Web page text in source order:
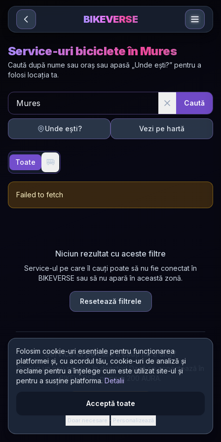
Sari la conținut
Folosim cookie-uri esențiale pentru funcționarea
platformei și, cu acordul tău, cookie-uri de analiză și
reclame pentru a înțelege cum este utilizat site-ul și
pentru a susține platforma. Detalii
Acceptă toate
Doar necesare · Personalizează
BIKEVERSE
Service-uri biciclete în Mures
Caută după nume sau oraș sau apasă „Unde ești?” pentru a
folosi locația ta.
Caută
Unde ești? Vezi pe hartă
Toate 🚐
Failed to fetch
Niciun rezultat cu aceste filtre
Service-ul pe care îl cauți poate să nu fie conectat în
BIKEVERSE sau să nu apară în această zonă.
Resetează filtrele
Service-ul pe care îl cauți nu e aici?
Propun un nou service în director! Dacă se conectează în
BIKEVERSE, primești 200 AURA.
Propun un service